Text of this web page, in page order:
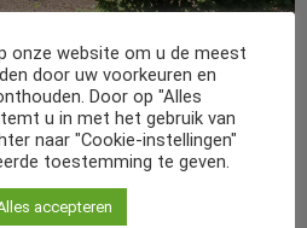
natuur Dit luxe vakantiehuis is
een smaakvol onderkomen met
huisbioscoop, sauna en
bossen in, het huis is gelegen in
van het Westerwald, een
een ontspannen vakantie met
onze website om u de meest
door uw voorkeuren en
Door op "Alles
u in met het gebruik van
naar "Cookie-instellingen"
toestemming te geven.
accepteren